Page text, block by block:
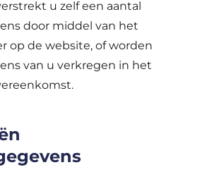
u zelf een aantal
door middel van het
op de website, of worden
van u verkregen in het